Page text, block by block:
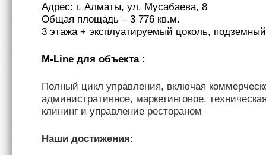
Адрес: г. Алматы, ул. Мусабаева, 8
Общая площадь – 3 776 кв.м.
3 этажа + эксплуатируемый цоколь, подземный
M-Line для объекта:
Полный цикл управления, включая
административное, маркетинговое,
клининг и управление рестораном
Наши достижения: